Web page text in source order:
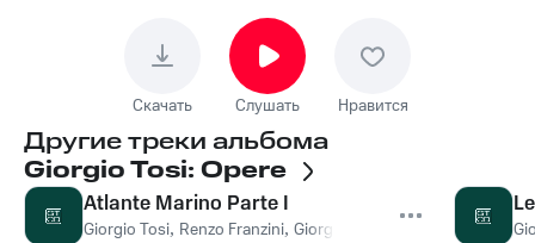
Скачать Слушать Нравится
Другие треки альбома
Giorgio Tosi: Opere
Atlante Marino Parte I
Giorgio Tosi, Renzo Franzini, Giorgio Tosi, Renzo Franzini